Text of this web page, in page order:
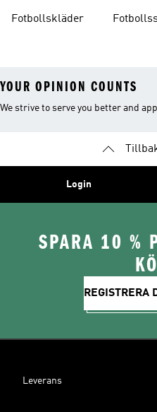
Fotbollskläder
YOUR OPINION COUNTS
We strive to serve you better and
Login
SPARA 10 %
REGISTRERA
Leverans